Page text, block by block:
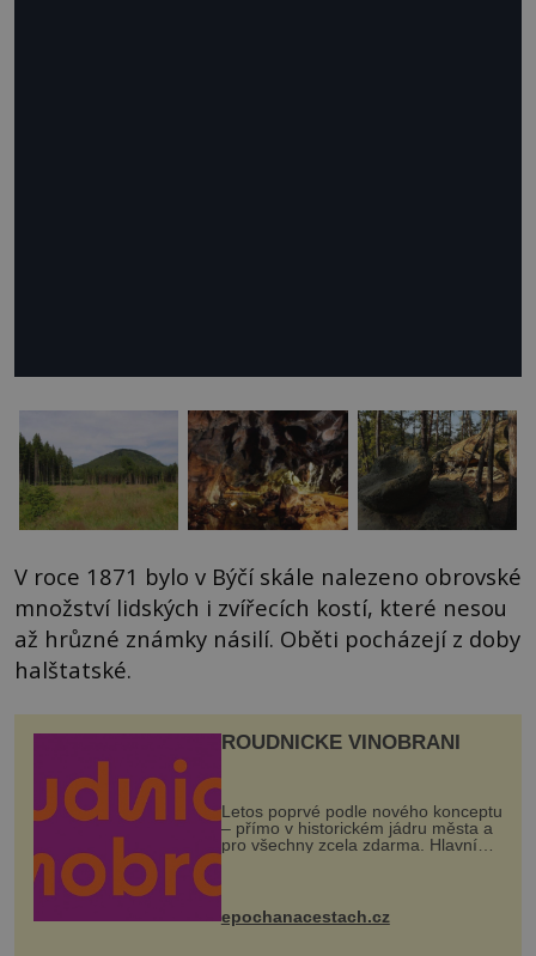
V roce 1871 bylo v Býčí skále nalezeno obrovské
množství lidských i zvířecích kostí, které nesou
až hrůzné známky násilí. Oběti pocházejí z doby
halštatské.
ROUDNICKÉ VINOBRANÍ
Letos poprvé podle nového konceptu
– přímo v historickém jádru města a
pro všechny zcela zdarma. Hlavní
program se odehraje na Karlově a
mohou těšit na víno, burčák, pes...
epochanacestach.cz